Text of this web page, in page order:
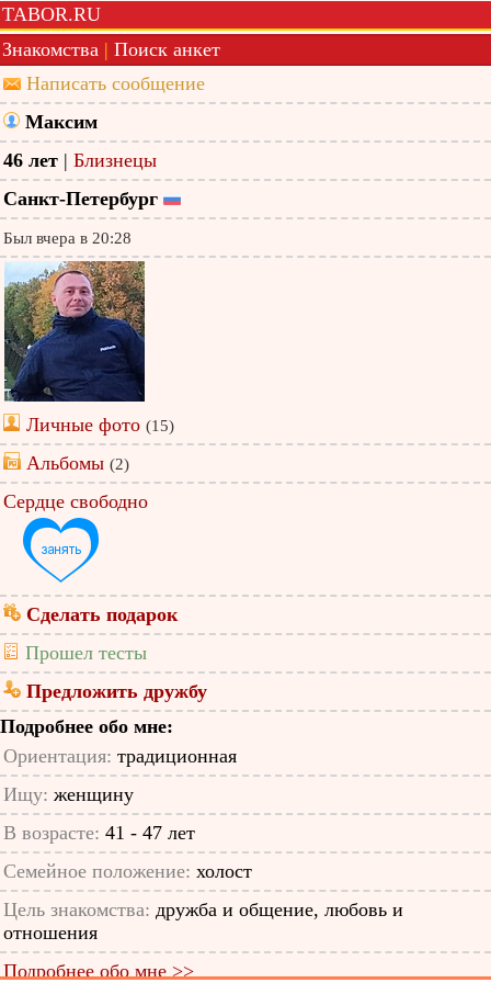
TABOR.RU
Знакомства | Поиск анкет
Написать сообщение
Максим
46 лет | Близнецы
Санкт-Петербург
Был вчера в 20:28
Личные фото (15)
Альбомы (2)
Сердце свободно
Сделать подарок
Прошел тесты
Предложить дружбу
Подробнее обо мне:
Ориентация: традиционная
Ищу: женщину
В возрасте: 41 - 47 лет
Семейное положение: холост
Цель знакомства: дружба и общение, любовь и
отношения
Подробнее обо мне >>